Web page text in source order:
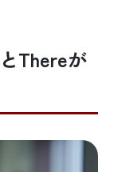
Thereが